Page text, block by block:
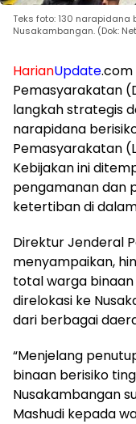
Teks foto: 130
Nusakambangan. (Dok:
HarianUpdate
Pemasyarakatan
langkah strategis
narapidana
Pemasyarakatan
Kebijakan ini
pengamanan dan
ketertiban di
Direktur Jenderal
menyampaikan,
total warga
direlokasi ke
dari berbagai
“Menjelang
binaan berisiko
Nusakambangan
Mashudi kepada